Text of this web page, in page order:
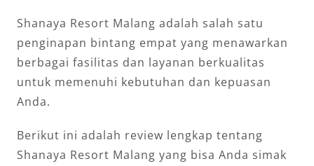
Shanaya Resort Malang adalah salah satu
penginapan bintang empat yang menawarkan
berbagai fasilitas dan layanan berkualitas
untuk memenuhi kebutuhan dan kepuasan
Anda.
Berikut ini adalah review lengkap tentang
Shanaya Resort Malang yang bisa Anda simak